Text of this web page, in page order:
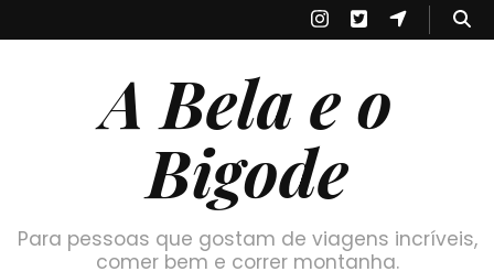
A Bela e o
Bigode
Para pessoas que gostam de viagens incríveis,
comer bem e correr montanha.